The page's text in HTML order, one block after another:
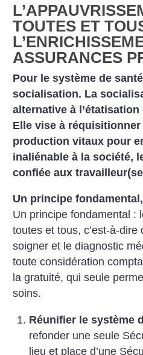
TOUTES ET
ASSURANCES
Pour le système de
socialisation. La
alternative à
Elle vise à
production vitaux pour
inaliénable à la société,
confiée aux
Un principe
Un principe fondamental :
toutes et tous, c’est-à-
soigner et le diagnostic
toute considération
la gratuité, qui seule
soins.
Réunifier le système
refonder une seule
lieu et place d’une